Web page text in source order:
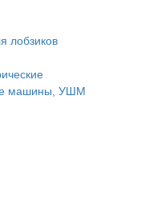
лобзиков
машины, УШМ